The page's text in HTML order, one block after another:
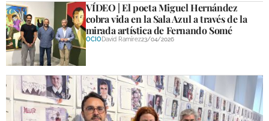
CÓRDOBA
PROVINCIA
SUBBÉTICA HOY
SALUD
OBRAS
VÍDEO | El poeta Miguel Hernández
cobra vida en la Sala Azul a través de la
mirada artística de Fernando Somé
OCIODavid Ramírez23/04/2026